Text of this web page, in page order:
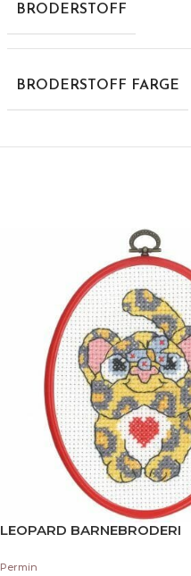
BRODERSTOFF
BRODERSTOFF FARGE
LEOPARD BARNEBRODERI
Permin